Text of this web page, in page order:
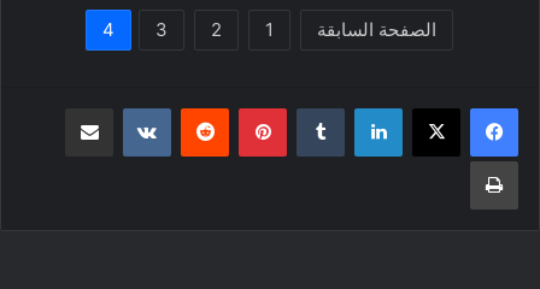
الصفحة السابقة 1
2
3
4
لينكدإن بينتيريست
طباعة